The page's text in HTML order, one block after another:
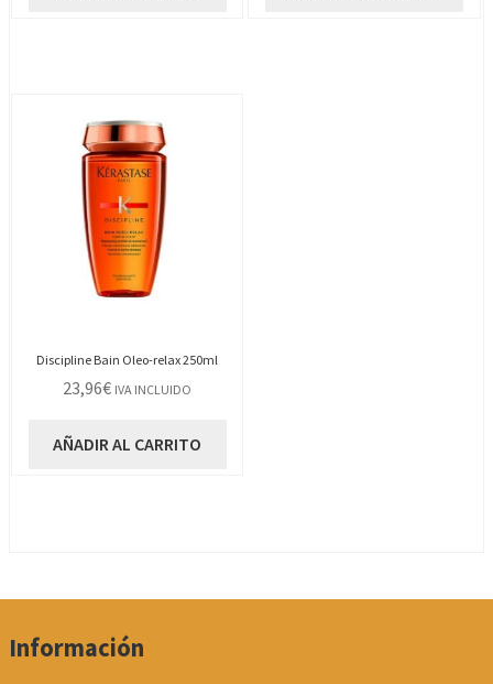
Discipline Bain Oleo-relax 250ml
23,96€ IVA INCLUIDO
AÑADIR AL CARRITO
Información